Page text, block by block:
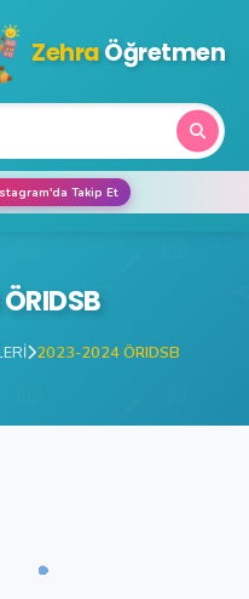
ZehraÖğretmen
Takip Et
2023-2024 ÖRIDSB